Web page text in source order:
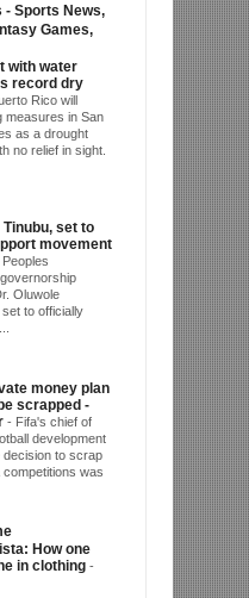
- Sports News,
Games,
with water
record dry
Rico will
measures in San
as a drought
no relief in sight.
set to
movement
Oluwole
to officially
money plan
scrapped -
- Fifa's chief of
development
to scrap
was
How one
in clothing -